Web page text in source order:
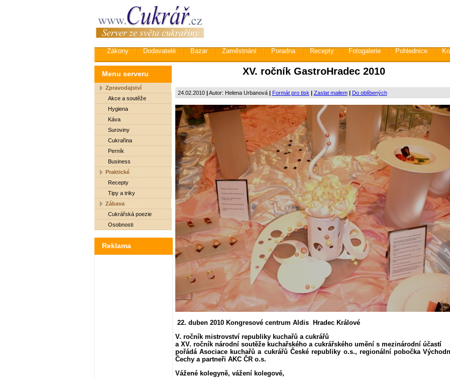
Zákony Dodavatelé Bazar Zaměstnání Poradna Recepty Fotogalerie Pohlednice
Menu serveru
Zpravodajství
Akce a soutěže
Hygiena
Káva
Suroviny
Cukrařina
Perník
Business
Praktické
Recepty
Tipy a triky
Zábava
Cukrářská poezie
Osobnosti
Reklama
XV. ročník GastroHradec 2010
24.02.2010 |Autor: Helena Urbanová | Formát pro tisk | Zaslat mailem | Do oblíbených
22. duben 2010 Kongresové centrum Aldis Hradec Králové
V. ročník mistrovství republiky kuchařů a cukrářů
a XV. ročník národní soutěže kuchařského a cukrářského umění s mezinárodní účastí
pořádá Asociace kuchařů a cukrářů České republiky o.s., regionální pobočka
Čechy a partneři AKC ČR o.s.
Vážené kolegyně, vážení kolegové,